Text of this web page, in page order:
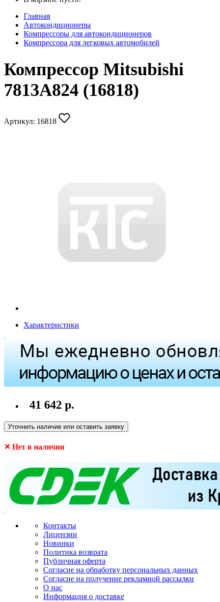
Главная
Автокондиционеры
Компрессоры для автокондиционеров
Компрессора для легковых автомобилей
Компрессор Mitsubishi
7813A824 (16818)
Артикул: 16818
Характеристики
41 642 р.
Уточнить наличие или оставить заявку
✕ Нет в наличии
Контакты
Лицензии
Новинки
Политика возврата
Публичная оферта
Согласие на обработку персональных данных
Согласие на получение рекламной рассылки
О нас
Информация о доставке